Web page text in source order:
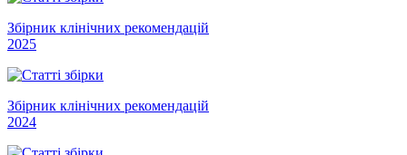
Збірник клінічних рекомендацій
2025
Збірник клінічних рекомендацій
2024